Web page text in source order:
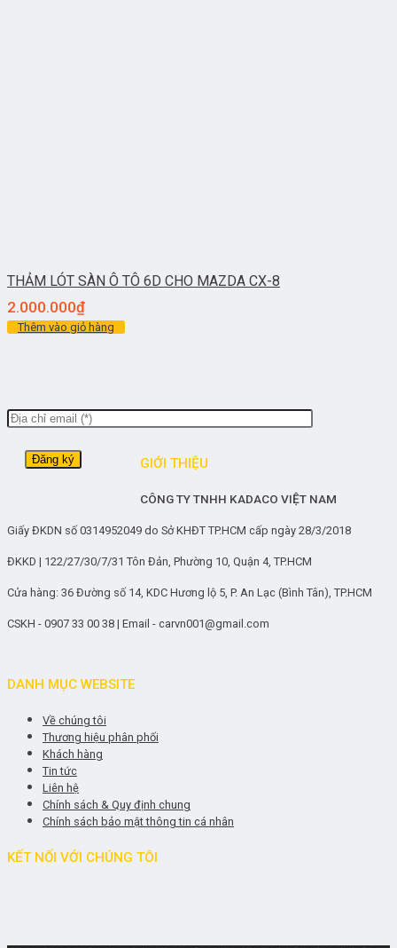
THẢM LÓT SÀN Ô TÔ 6D CHO MAZDA CX-8
2.000.000₫
Thêm vào giỏ hàng
GIỚI THIỆU
CÔNG TY TNHH KADACO VIỆT NAM
Giấy ĐKDN số 0314952049 do Sở KHĐT TP.HCM cấp ngày 28/3/2018
ĐKKD | 122/27/30/7/31 Tôn Đản, Phường 10, Quận 4, TP.HCM
Cửa hàng: 36 Đường số 14, KDC Hương lộ 5, P. An Lạc (Bình Tân), TP.HCM
CSKH - 0907 33 00 38 | Email - carvn001@gmail.com
DANH MỤC WEBSITE
Về chúng tôi
Thương hiệu phân phối
Khách hàng
Tin tức
Liên hệ
Chính sách & Quy định chung
Chính sách bảo mật thông tin cá nhân
KẾT NỐI VỚI CHÚNG TÔI